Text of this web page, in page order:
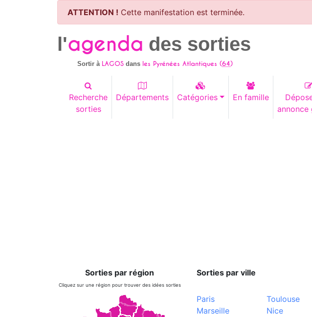
ATTENTION ! Cette manifestation est terminée.
l'agenda des sorties
Sortir à LAGOS dans les Pyrénées Atlantiques (64)
Recherche
sorties
Départements Catégories En famille
annonce
Sorties par région
Cliquez sur une région pour trouver des idées sorties
Sorties par ville
Paris
Marseille
Toulouse
Nice